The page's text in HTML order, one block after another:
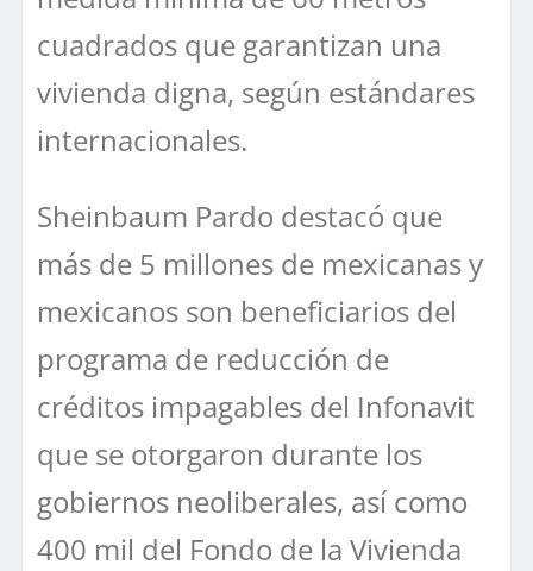
cuadrados que garantizan una
vivienda digna, según estándares
internacionales.
Sheinbaum Pardo destacó que
más de 5 millones de mexicanas y
mexicanos son beneficiarios del
programa de reducción de
créditos impagables del Infonavit
que se otorgaron durante los
gobiernos neoliberales, así como
400 mil del Fondo de la Vivienda